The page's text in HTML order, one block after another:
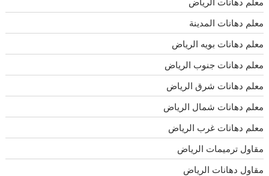
معلم دهانات المدينة
معلم دهانات بويه الرياض
معلم دهانات جنوب الرياض
معلم دهانات شرق الرياض
معلم دهانات شمال الرياض
معلم دهانات غرب الرياض
مقاول ترميمات الرياض
مقاول دهانات الرياض